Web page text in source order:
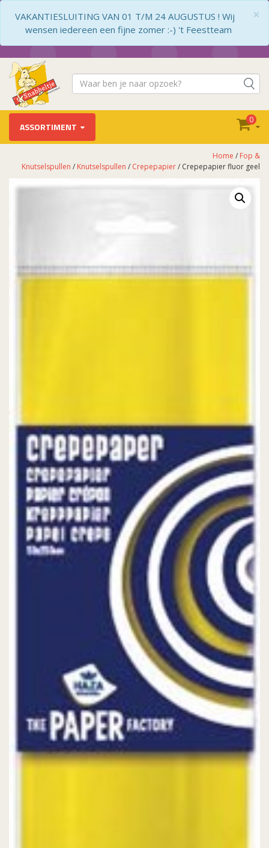
×
VAKANTIESLUITING VAN 01 T/M 24 AUGUSTUS ! Wij
wensen iedereen een fijne zomer :-) 't Feestteam
ASSORTIMENT
0
Home / Fop &
Knutselspullen / Knutselspullen / Crepepapier/ Crepepapier fluor geel